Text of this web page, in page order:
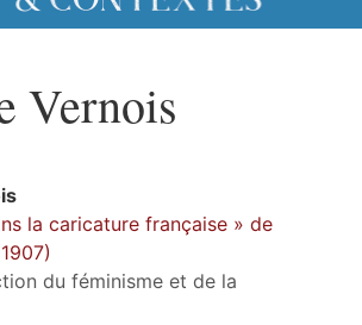
Vernois
la caricature française » de
du féminisme et de la